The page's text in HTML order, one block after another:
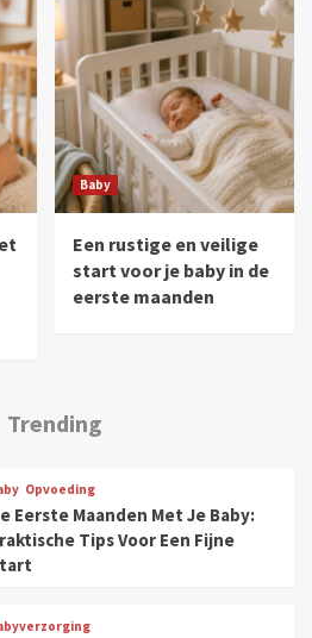
Baby
Een rustige en veilige
start voor je baby in de
eerste maanden
Trending
Opvoeding
Eerste Maanden Met Je Baby:
Tips Voor Een Fijne